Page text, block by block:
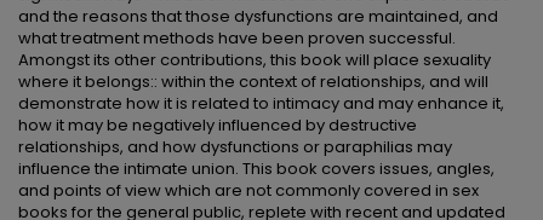
and the reasons that those dysfunctions are maintained, and
what treatment methods have been proven successful.
Amongst its other contributions, this book will place sexuality
where it belongs:: within the context of relationships, and will
demonstrate how it is related to intimacy and may enhance it,
how it may be negatively influenced by destructive
relationships, and how dysfunctions or paraphilias may
influence the intimate union. This book covers issues, angles,
and points of view which are not commonly covered in sex
books for the general public, replete with recent and updated